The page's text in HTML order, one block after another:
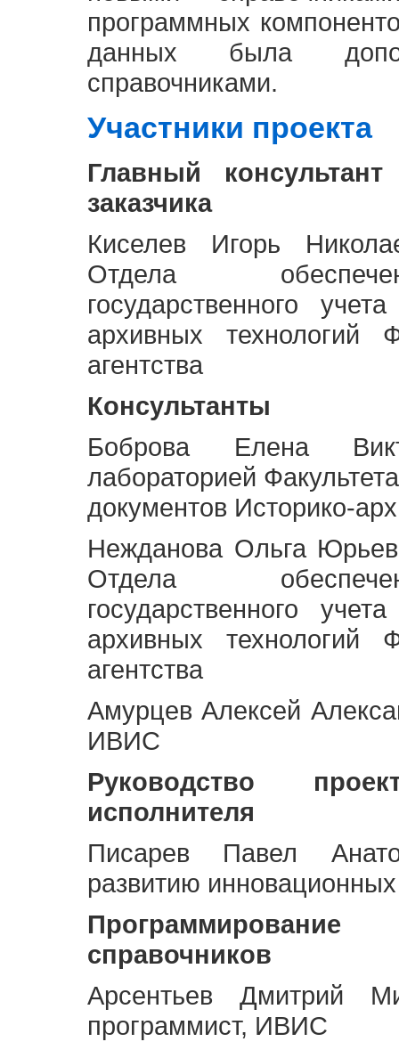
программных
данных была
справочниками.
Участники проекта
Главный
заказчика
Киселев Игорь
Отдела
государственного
архивных технологий
агентства
Консультанты
Боброва Елена
лабораторией
документов Историко-
Нежданова Ольга
Отдела
государственного
архивных технологий
агентства
Амурцев Алексей
ИВИС
Руководство
исполнителя
Писарев Павел
развитию
Программирование
справочников
Арсентьев Дмитрий
программист, ИВИС